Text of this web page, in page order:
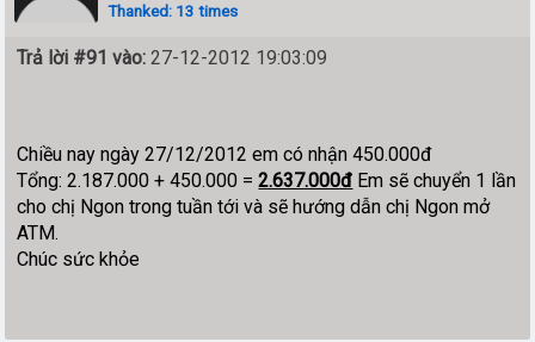
Thanked: 13 times
Trả lời #91 vào: 27-12-2012 19:03:09
Chiều nay ngày 27/12/2012 em có nhận 450.000đ
Tổng: 2.187.000 + 450.000 =2.637.000đ Em sẽ chuyển 1 lần
cho chị Ngon trong tuần tới và sẽ hướng dẫn chị Ngon mở
ATM.
Chúc sức khỏe